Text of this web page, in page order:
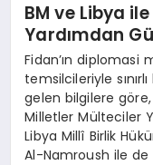
BM ve Libya
Yardımdan
Fidan’ın diplomasi
temsilcileriyle
gelen bilgilere göre,
Milletler Mülteciler
Libya Millî Birlik
Al-Namroush ile